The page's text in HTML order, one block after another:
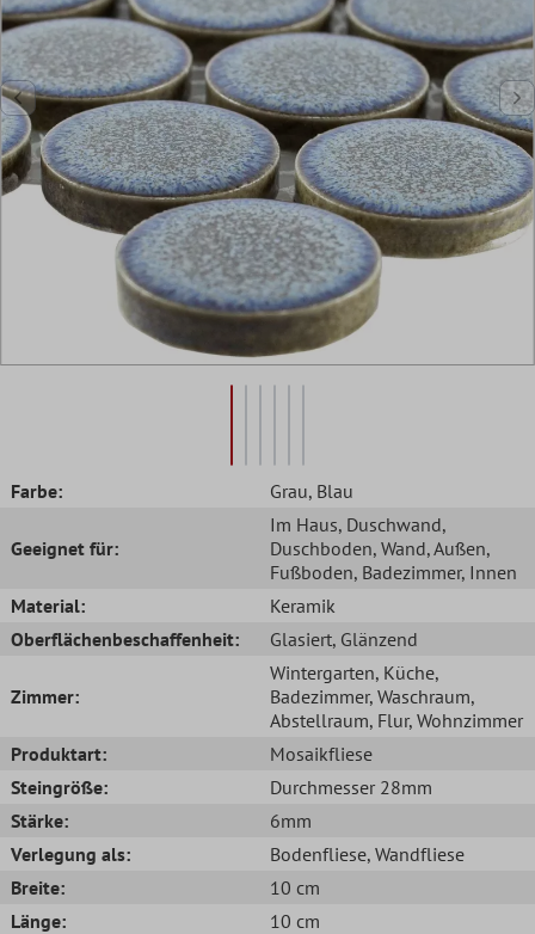
Farbe: Grau, Blau
Geeignet für:
Im Haus, Duschwand,
Duschboden, Wand, Außen,
Fußboden, Badezimmer, Innen
Material:
Keramik
Oberflächenbeschaffenheit:
Glasiert, Glänzend
Zimmer:
Wintergarten, Küche,
Badezimmer, Waschraum,
Abstellraum, Flur, Wohnzimmer
Produktart:
Mosaikfliese
Steingröße:
Durchmesser 28mm
Stärke:
6mm
Verlegung als:
Bodenfliese, Wandfliese
Breite:
10 cm
Länge:
10 cm